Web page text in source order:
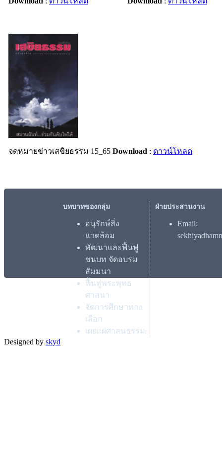
จดหมายข่าวเสขิยธรรม 15_65 Download : ดาวน์โหลด
บทบาทของกลุ่ม
อนุรักษ์สิ่ง
แวดล้อม
พัฒนาและฟื้นฟู
ชนบท จัดอบรม
สัมมนา
ฟื้นฟูพระพุทธ
ศาสนา
จัดการศึกษาทาง
เลือก
เผยแผ่ศาสนธรรม
ฝ่ายประสานงาน
Email:
Designed by skyd